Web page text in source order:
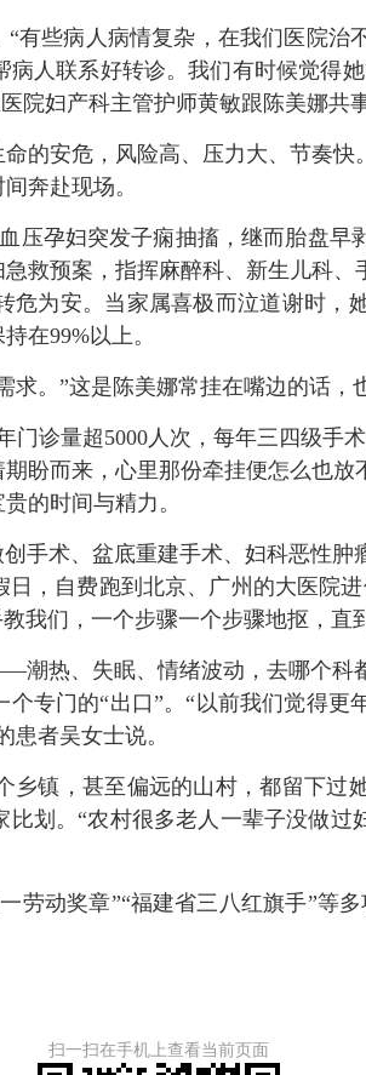
些病人病情复杂，在我们医院治
人联系好转诊。我们有时候觉得
院妇产科主管护师黄敏跟陈美娜共
安危，风险高、压力大、节奏快
奔赴现场。
孕妇突发子痫抽搐，继而胎盘早
救预案，指挥麻醉科、新生儿科
危为安。当家属喜极而泣道谢时，
在99%以上。
”这是陈美娜常挂在嘴边的话，
诊量超5000人次，每年三四级手
盼而来，心里那份牵挂便怎么也
的时间与精力。
手术、盆底重建手术、妇科恶性
，自费跑到北京、广州的大医院
我们，一个步骤一个步骤地抠，直
热、失眠、情绪波动，去哪个科
专门的“出口”。“以前我们觉得
者吴女士说。
，甚至偏远的山村，都留下过
划。“农村很多老人一辈子没做过
动奖章”“福建省三八红旗手”等
扫一扫在手机上查看当前页面